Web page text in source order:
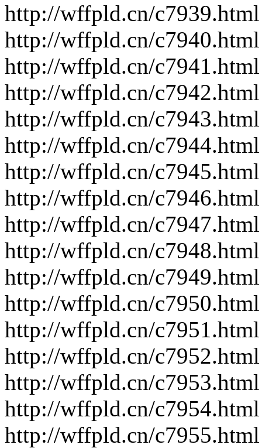
http://wffpld.cn/c7939.html
http://wffpld.cn/c7940.html
http://wffpld.cn/c7941.html
http://wffpld.cn/c7942.html
http://wffpld.cn/c7943.html
http://wffpld.cn/c7944.html
http://wffpld.cn/c7945.html
http://wffpld.cn/c7946.html
http://wffpld.cn/c7947.html
http://wffpld.cn/c7948.html
http://wffpld.cn/c7949.html
http://wffpld.cn/c7950.html
http://wffpld.cn/c7951.html
http://wffpld.cn/c7952.html
http://wffpld.cn/c7953.html
http://wffpld.cn/c7954.html
http://wffpld.cn/c7955.html